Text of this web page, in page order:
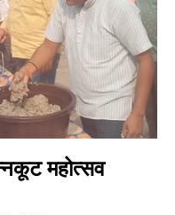
महोत्सव